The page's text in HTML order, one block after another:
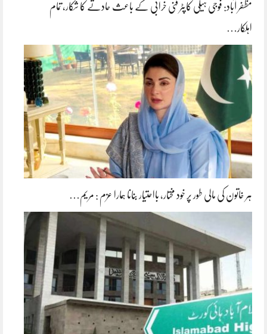
مظفر آباد: فوجی ہیلی کاپٹر فنی خرابی کے باعث حادثے کا شکار، تمام
اہلکار…
ہر خاتون کی مالی طور پر خود مختار، بااحتیار بنانا ہمارا عزم : مریم…